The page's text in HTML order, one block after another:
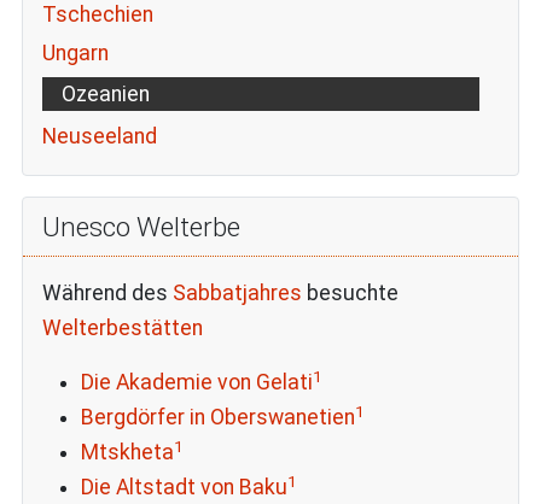
Tschechien
Ungarn
Ozeanien
Neuseeland
Unesco Welterbe
Während des Sabbatjahres besuchte
Welterbestätten
Die Akademie von Gelati1
Bergdörfer in Oberswanetien1
Mtskheta1
Die Altstadt von Baku1